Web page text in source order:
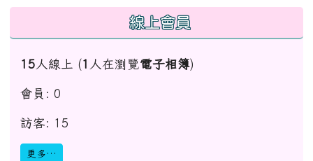
線上會員
15 人線上 (1 人在瀏覽電子相簿)
會員: 0
訪客: 15
更多…